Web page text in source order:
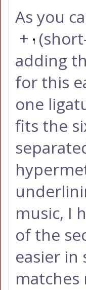
As you
+
adding
for this
one
fits the
music, I
of the
easier in